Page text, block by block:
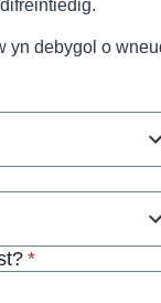
yn debygol o
* Ofynnol
*